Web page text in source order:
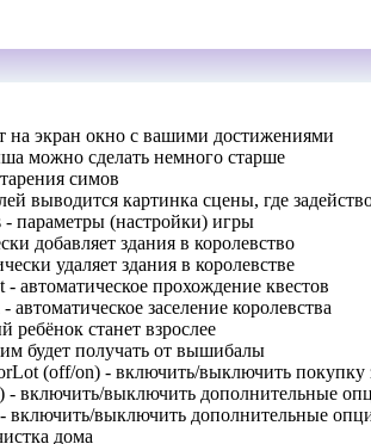
на экран окно с вашими достижениями
можно сделать немного старше
симов
выводится картинка сцены, где
параметры (настройки) игры
добавляет здания в королевство
удаляет здания в королевстве
- автоматическое прохождение квестов
автоматическое заселение королевства
ребёнок станет взрослее
будет получать от вышибалы
(off/on) - включить/выключить покупку
включить/выключить дополнительные
включить/выключить дополнительные
дома